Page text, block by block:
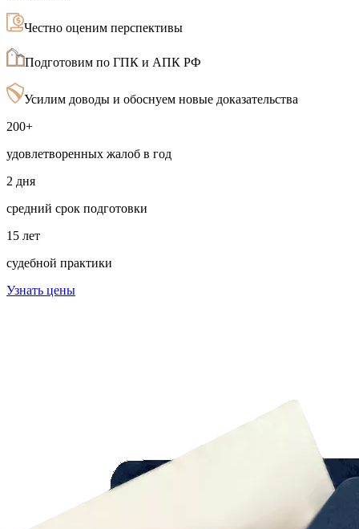
Честно оценим перспективы
Подготовим по ГПК и АПК РФ
Усилим доводы и обоснуем новые доказательства
200+
удовлетворенных жалоб в год
2 дня
средний срок подготовки
15 лет
судебной практики
Узнать цены